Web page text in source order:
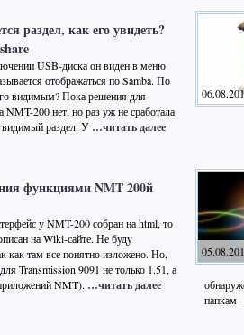
раздел, как его увидеть?
USB-диска он виден в меню
отображаться по Samba. По
видимым? Пока решения для
NMT-200 нет, но раз уж не сработала
видимый раздел. У …читать далее
функциями NMT 200й
у NMT-200 собран на html, то
на Wiki-сайте. Не буду
как там все понятно изложено. Но,
Transmission 9091 не только 1.51, а
NMT). …читать далее
папкам